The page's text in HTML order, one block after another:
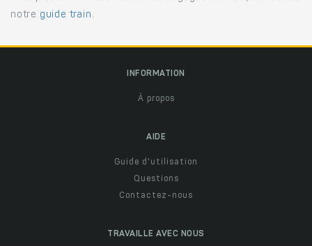
notre guide train .
INFORMATION
À propos
AIDE
Guide d'utilisation
Questions
Contactez-nous
TRAVAILLE AVEC NOUS